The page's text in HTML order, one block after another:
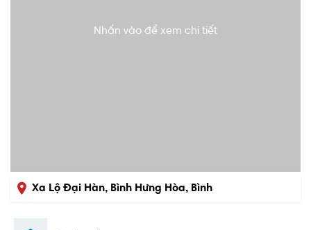
Nhấn vào để xem chi tiết
Xa Lộ Đại Hàn, Bình Hưng Hòa, Bình